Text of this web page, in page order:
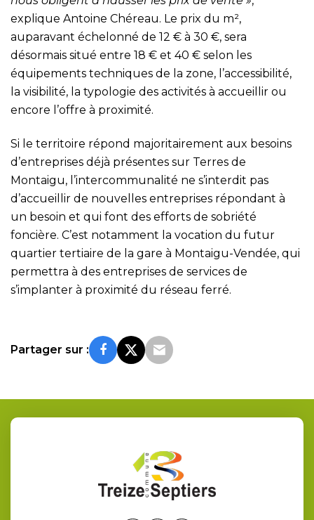
explique Antoine Chéreau. Le prix du m²,
auparavant échelonné de 12 € à 30 €, sera
désormais situé entre 18 € et 40 € selon les
équipements techniques de la zone, l’accessibilité,
la visibilité, la typologie des activités à accueillir ou
encore l’offre à proximité.
Si le territoire répond majoritairement aux besoins
d’entreprises déjà présentes sur Terres de
Montaigu, l’intercommunalité ne s’interdit pas
d’accueillir de nouvelles entreprises répondant à
un besoin et qui font des efforts de sobriété
foncière. C’est notamment la vocation du futur
quartier tertiaire de la gare à Montaigu-Vendée, qui
permettra à des entreprises de services de
s’implanter à proximité du réseau ferré.
Partager sur :